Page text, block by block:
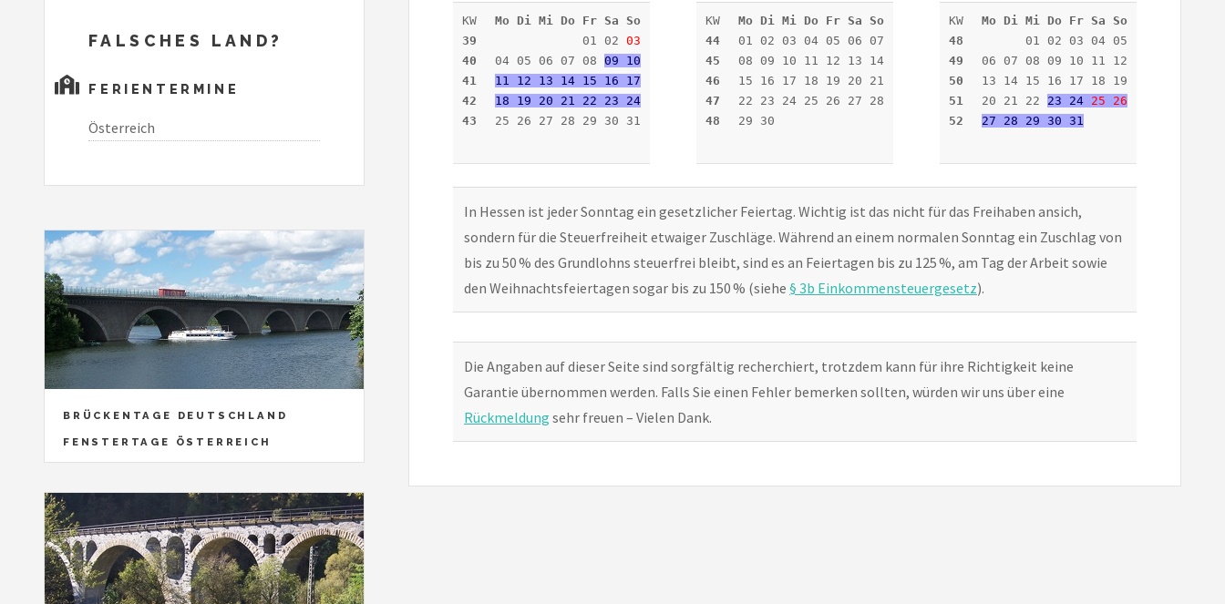
KW
39
40
41
42
43
Mo Di Mi Do Fr Sa So
01 02 03
04 05 06 07 08 09 10
11 12 13 14 15 16 17
18 19 20 21 22 23 24
25 26 27 28 29 30 31
KW
44
45
46
47
48
Mo Di Mi Do Fr Sa So
01 02 03 04 05 06 07
08 09 10 11 12 13 14
15 16 17 18 19 20 21
22 23 24 25 26 27 28
29 30
KW
48
49
50
51
52
Mo Di Mi Do Fr Sa So
01 02 03 04 05
06 07 08 09 10 11 12
13 14 15 16 17 18 19
20 21 22 23 24 25
26
27 28 29 30 31
In Hessen ist jeder Sonntag ein gesetzlicher Feiertag. Wichtig ist das nicht für das Freihaben ansich,
sondern für die Steuerfreiheit etwaiger Zuschläge. Während an einem normalen Sonntag ein Zuschlag von
bis zu 50 % des Grundlohns steuerfrei bleibt, sind es an Feiertagen bis zu 125 %, am Tag der Arbeit sowie
den Weihnachtsfeiertagen sogar bis zu 150 % (siehe § 3b Einkommensteuergesetz).
Die Angaben auf dieser Seite sind sorgfältig recherchiert, trotzdem kann für ihre Richtigkeit keine
Garantie übernommen werden. Falls Sie einen Fehler bemerken sollten, würden wir uns über eine
Rückmeldung sehr freuen – Vielen Dank.
FALSCHES LAND?
FERIENTERMINE
Österreich
BRÜCKENTAGE DEUTSCHLAND
FENSTERTAGE ÖSTERREICH